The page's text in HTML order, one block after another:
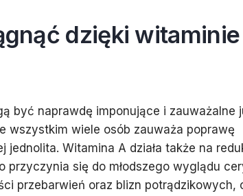
dzięki
być naprawdę imponujące i zauważalne
wszystkim wiele osób zauważa poprawę
jednolita. Witamina A działa także na
się do młodszego wyglądu
przebarwień oraz blizn potrądzikowych,